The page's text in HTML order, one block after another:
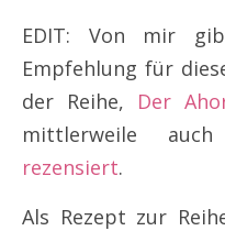
EDIT: Von mir
Empfehlung für
der Reihe, Der
mittlerweile
rezensiert.
Als Rezept zur